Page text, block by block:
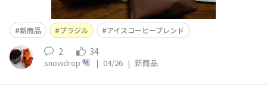
新商品 ブラジル アイスコーヒーブレンド
2 34
snowdrop | 04/26 | 新商品